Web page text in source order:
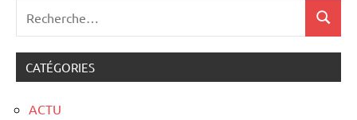
CATÉGORIES
ACTU